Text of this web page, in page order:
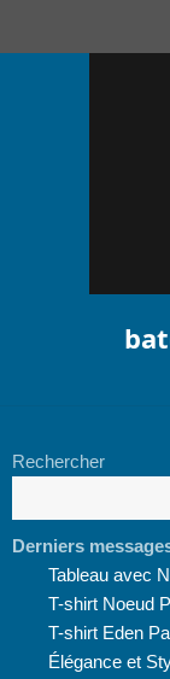
Rechercher
Derniers
Tableau avec
T-shirt Noeud
T-shirt Eden
Élégance et